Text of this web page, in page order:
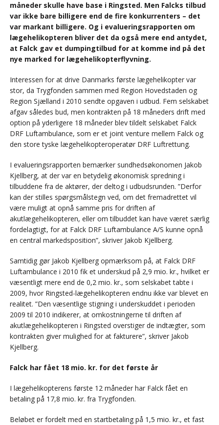
måneder skulle have base i Ringsted. Men Falcks tilbud
var ikke bare billigere end de fire konkurrenters – det
var markant billigere. Og i evalueringsrapporten om
lægehelikopteren bliver det da også mere end antydet,
at Falck gav et dumpingtilbud for at komme ind på det
nye marked for lægehelikopterflyvning.
Interessen for at drive Danmarks første lægehelikopter var
stor, da Trygfonden sammen med Region Hovedstaden og
Region Sjælland i 2010 sendte opgaven i udbud. Fem selskabet
afgav således bud, men kontrakten på 18 måneders drift med
option på yderligere 18 måneder blev tildelt selskabet Falck
DRF Luftambulance, som er et joint venture mellem Falck og
den store tyske lægehelikopteroperatør DRF Luftrettung.
I evalueringsrapporten bemærker sundhedsøkonomen Jakob
Kjellberg, at der var en betydelig økonomisk spredning i
tilbuddene fra de aktører, der deltog i udbudsrunden. ”Derfor
kan der stilles spørgsmålstegn ved, om det fremadrettet vil
være muligt at opnå samme pris for driften af
akutlægehelikopteren, eller om tilbuddet kan have været særlig
fordelagtigt, for at Falck DRF Luftambulance A/S kunne opnå
en central markedsposition”, skriver Jakob Kjellberg.
Samtidig gør Jakob Kjellberg opmærksom på, at Falck DRF
Luftambulance i 2010 fik et underskud på 2,9 mio. kr., hvilket er
væsentligt mere end de 0,2 mio. kr., som selskabet tabte i
2009, hvor Ringsted-lægehelikopteren endnu ikke var blevet en
realitet. ”Den væsentlige stigning i underskuddet i perioden
2009 til 2010 indikerer, at omkostningerne til driften af
akutlægehelikopteren i Ringsted overstiger de indtægter, som
kontrakten giver mulighed for at fakturere”, skriver Jakob
Kjellberg.
Falck har fået 18 mio. kr. for det første år
I lægehelikopterens første 12 måneder har Falck fået en
betaling på 17,8 mio. kr. fra Trygfonden.
Beløbet er fordelt med en startbetaling på 1,5 mio. kr., et fast